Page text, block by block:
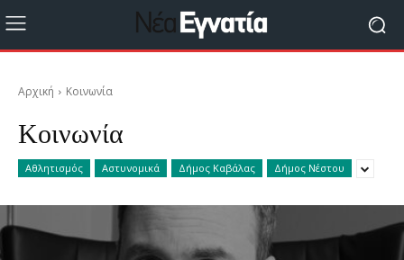
Αρχική Κοινωνία
Κοινωνία
Αθλητισμός Αστυνομικά Δήμος Καβάλας Δήμος Νέστου